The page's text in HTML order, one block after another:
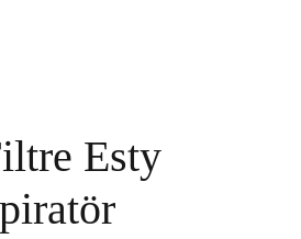
Esty